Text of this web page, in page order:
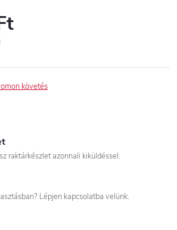
követés
raktárkészlet azonnali kiküldéssel.
Lépjen kapcsolatba velünk.